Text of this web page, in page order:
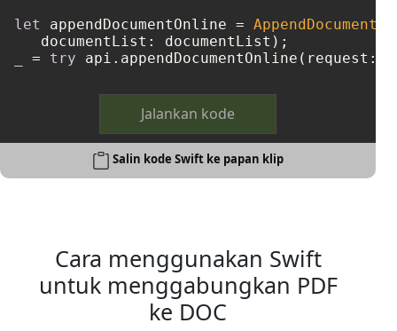
let
appendDocumentOnline =
= try
Jalankan kode
Salin kode Swift ke papan klip
Cara menggunakan Swift
untuk menggabungkan PDF
ke DOC